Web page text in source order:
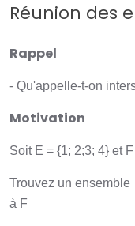
Réunion des
Rappel
- Qu'appelle-t-on
Motivation
Soit E = {1; 2;3; 4} et
Trouvez un
à F